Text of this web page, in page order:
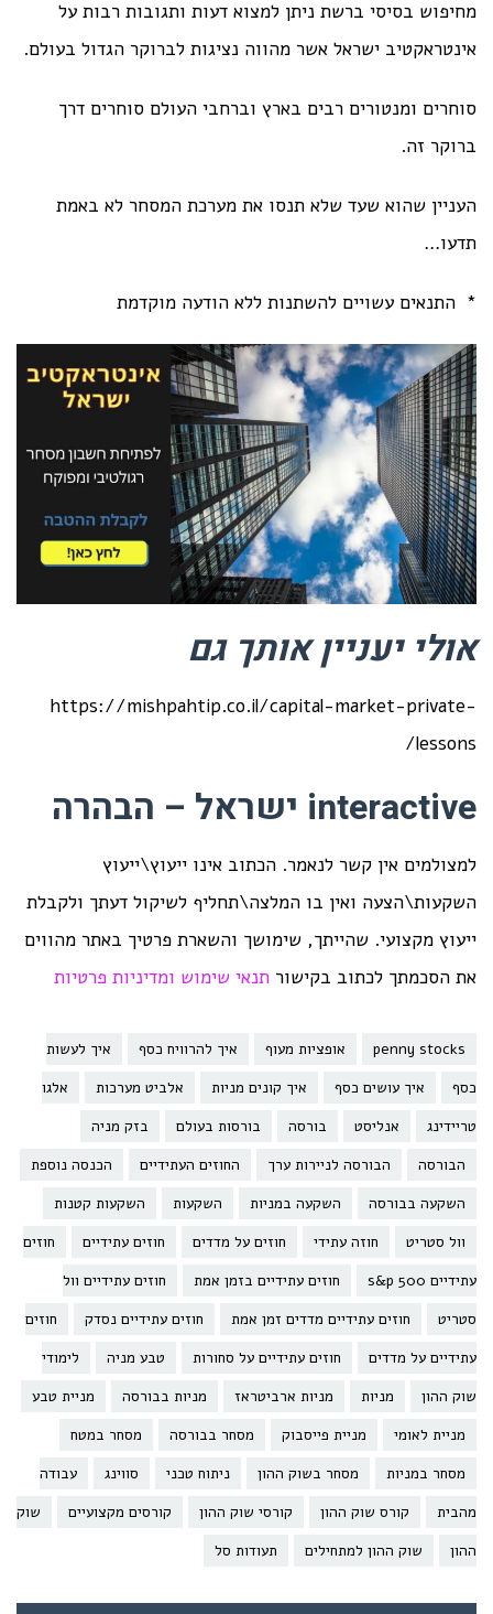
מחיפוש בסיסי ברשת ניתן למצוא דעות ותגובות רבות על
אינטראקטיב ישראל אשר מהווה נציגות לברוקר הגדול בעולם.
סוחרים ומנטורים רבים בארץ וברחבי העולם סוחרים דרך
ברוקר זה.
העניין שהוא שעד שלא תנסו את מערכת המסחר לא באמת
תדעו…
* התנאים עשויים להשתנות ללא הודעה מוקדמת
אולי יעניין אותך גם
https://mishpahtip.co.il/capital-market-private-
lessons/
interactive ישראל – הבהרה
למצולמים אין קשר לנאמר. הכתוב אינו ייעוץ\ייעוץ
השקעות\הצעה ואין בו המלצה\תחליף לשיקול דעתך ולקבלת
ייעוץ מקצועי. שהייתך, שימושך והשארת פרטיך באתר מהווים
את הסכמתך לכתוב בקישור תנאי שימוש ומדיניות פרטיות
penny stocks אופציות מעוף איך להרוויח כסף
איך לעשות
כסף
איך עושים כסף איך קונים מניות אלביט מערכות
אלגו
טריידינג
אנליסט בורסה בורסות בעולם
בזק מניה
הבורסה
הבורסה לניירות ערך החוזים העתידיים
הכנסה נוספת
השקעה בבורסה
השקעה במניות השקעות
השקעות קטנות
וול סטריט
חוזה עתידי חוזים על מדדים חוזים עתידיים
חוזים
עתידיים s&p 500
חוזים עתידיים בזמן אמת
חוזים עתידיים וול
סטריט
חוזים עתידיים מדדים זמן אמת חוזים עתידיים נסדק
חוזים
עתידיים על מדדים
חוזים עתידיים על סחורות טבע מניה
לימודי
שוק ההון
מניות מניות ארביטראז מניות בבורסה
מניית טבע
מניית לאומי
מניית פייסבוק מסחר בבורסה
מסחר במטח
מסחר במניות
מסחר בשוק ההון ניתוח טכני סווינג
עבודה
מהבית
קורס שוק ההון קורסי שוק ההון קורסים מקצועיים
שוק
ההון
שוק ההון למתחילים תעודות סל